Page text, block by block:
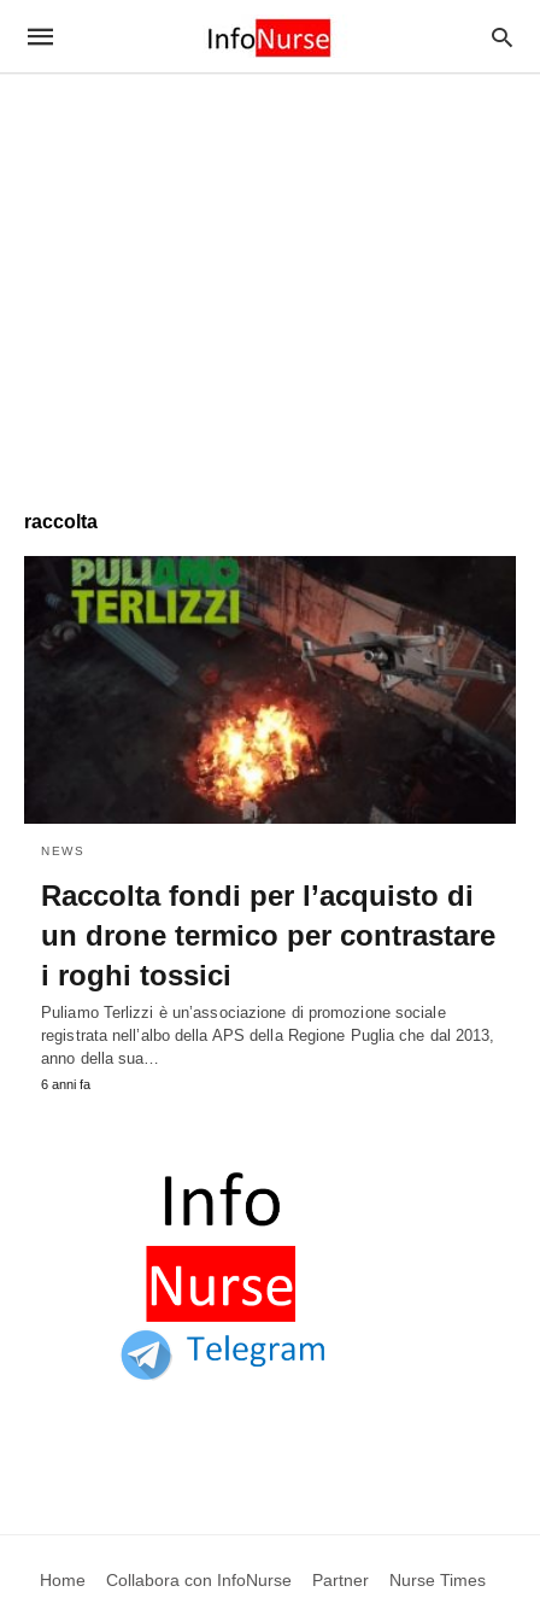
raccolta
NEWS
Raccolta fondi per l’acquisto di
un drone termico per contrastare
i roghi tossici
Puliamo Terlizzi è un’associazione di promozione sociale
registrata nell’albo della APS della Regione Puglia che dal 2013,
anno della sua…
6 anni fa
Home Collabora con InfoNurse Partner Nurse Times